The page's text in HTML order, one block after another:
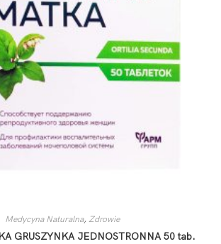
Medycyna Naturalna,Zdrowie
GRUSZYNKA JEDNOSTRONNA 50 tab.